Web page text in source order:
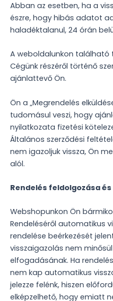
Abban az esetben, ha a
észre, hogy hibás adatot
haladéktalanul, 24 órán
A weboldalunkon található
Cégünk részéről történő
ajánlattevő Ön.
Ön a „Megrendelés
tudomásul veszi, hogy
nyilatkozata fizetési
Általános szerződési
nem igazoljuk vissza, Ön
alól.
Rendelés feldolgozása
Webshopunkon Ön
Rendeléséről automatikus
rendelése beérkezését
visszaigazolás nem
elfogadásának. Ha
nem kap automatikus
jelezze felénk, hiszen
elképzelhető, hogy emiatt